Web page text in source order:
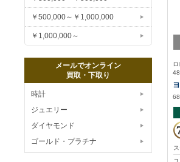
￥500,000～￥1,000,000
￥1,000,000～
メールでオンライン
買取・下取り
時計
ジュエリー
ダイヤモンド
ゴールド・プラチナ